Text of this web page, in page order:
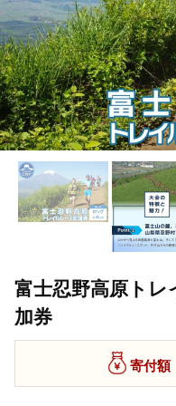
富士忍野高原ト
加券
寄付額